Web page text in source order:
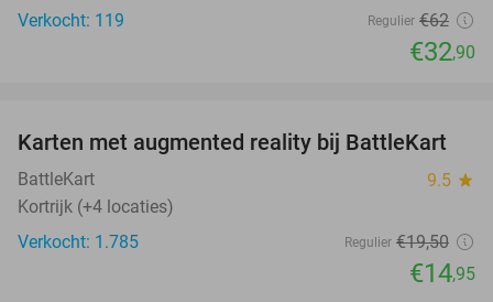
Verkocht: 119 Regulier €62
€32,90
23%
Karten met augmented reality bij BattleKart
BattleKart 9.5 star
Kortrijk (+4 locaties)
Verkocht: 1.785
Regulier €19,50
€14,95